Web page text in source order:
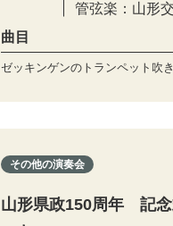
管弦楽：山形
曲目
ゼッキンゲンのトランペット吹き
その他の演奏会
山形県政150周年 記